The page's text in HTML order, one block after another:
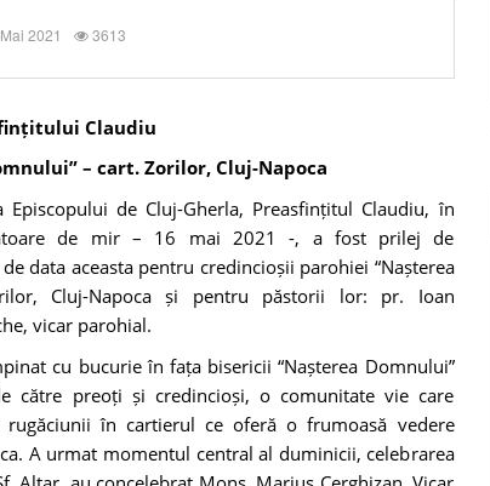
2021 3613
Claudiu
– cart. Zorilor, Cluj-Napoca
de Cluj-Gherla, Preasfințitul Claudiu, în
de mir – 16 mai 2021 -, a fost prilej de
data aceasta pentru credincioșii parohiei “Nașterea
Cluj-Napoca și pentru păstorii lor: pr. Ioan
vicar parohial.
cu bucurie în fața bisericii “Nașterea Domnului”
către preoți și credincioși, o comunitate vie care
rugăciunii în cartierul ce oferă o frumoasă vedere
A urmat momentul central al duminicii, celebrarea